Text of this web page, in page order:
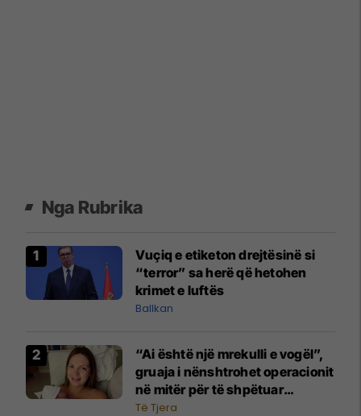
Nga Rubrika
​Vuçiq e etiketon drejtësinë si
“terror” sa herë që hetohen
krimet e luftës
Ballkan
​“Ai është një mrekulli e vogël”,
gruaja i nënshtrohet operacionit
në mitër për të shpëtuar
foshnjën me zorrët jashtë trupit
Të Tjera